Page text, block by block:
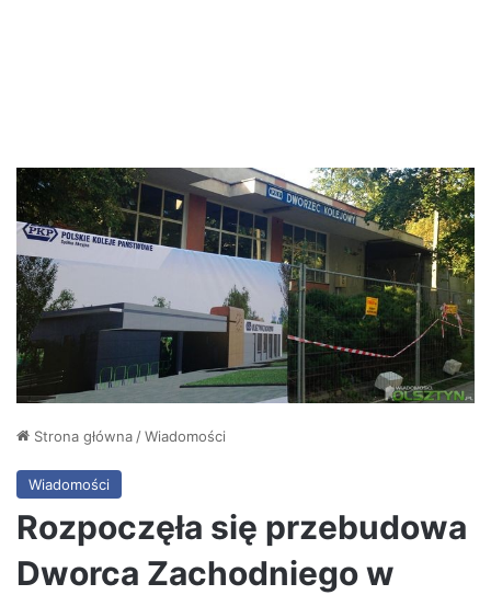
Strona główna/Wiadomości
Wiadomości
Rozpoczęła się przebudowa
Dworca Zachodniego w